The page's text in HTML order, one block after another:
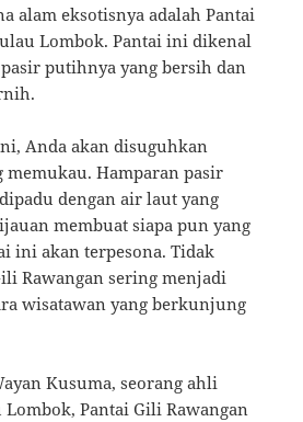
alam eksotisnya adalah Pantai
Lombok. Pantai ini dikenal
putihnya yang bersih dan
Anda akan disuguhkan
memukau. Hamparan pasir
dengan air laut yang
membuat siapa pun yang
ini akan terpesona. Tidak
Rawangan sering menjadi
wisatawan yang berkunjung
Kusuma, seorang ahli
Pantai Gili Rawangan